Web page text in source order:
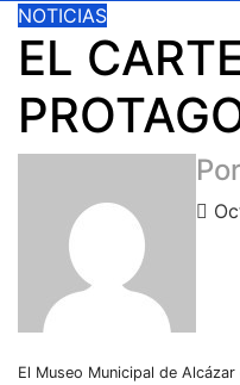
NOTICIAS
EL
Por
El Museo Municipal de